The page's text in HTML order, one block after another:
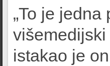
„To je
višemedijski
istakao je